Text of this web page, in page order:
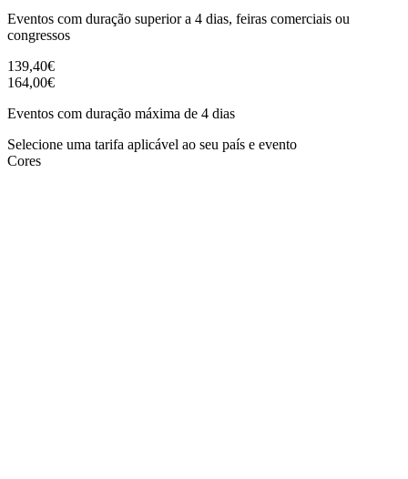
Eventos com duração superior a 4 dias, feiras comerciais ou
congressos
139,40€
164,00€
Eventos com duração máxima de 4 dias
Selecione uma tarifa aplicável ao seu país e evento
Cores